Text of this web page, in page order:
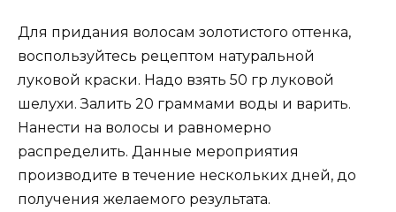
Для придания волосам золотистого оттенка,
воспользуйтесь рецептом натуральной
луковой краски. Надо взять 50 гр луковой
шелухи. Залить 20 граммами воды и варить.
Нанести на волосы и равномерно
распределить. Данные мероприятия
производите в течение нескольких дней, до
получения желаемого результата.